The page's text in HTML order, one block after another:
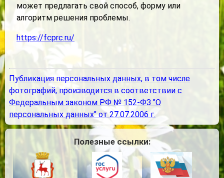
может предлагать свой способ, форму или
алгоритм решения проблемы.
https://fcprc.ru/
Публикация персональных данных, в том числе
фотографий, производится в соответствии с
Федеральным законом РФ № 152-ФЗ "О
персональных данных" от 27.07.2006 г.
Полезные ссылки: